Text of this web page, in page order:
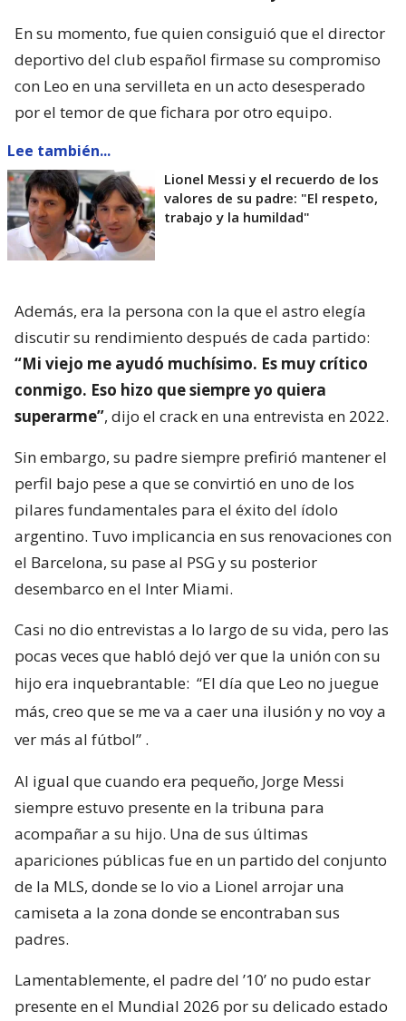
En su momento, fue quien consiguió que el director
deportivo del club español firmase su compromiso
con Leo en una servilleta en un acto desesperado
por el temor de que fichara por otro equipo.
Lee también...
Lionel Messi y el recuerdo de los
valores de su padre: "El respeto,
trabajo y la humildad"
Además, era la persona con la que el astro elegía
discutir su rendimiento después de cada partido:
“Mi viejo me ayudó muchísimo. Es muy crítico
conmigo. Eso hizo que siempre yo quiera
superarme”, dijo el crack en una entrevista en 2022.
Sin embargo, su padre siempre prefirió mantener el
perfil bajo pese a que se convirtió en uno de los
pilares fundamentales para el éxito del ídolo
argentino. Tuvo implicancia en sus renovaciones con
el Barcelona, su pase al PSG y su posterior
desembarco en el Inter Miami.
Casi no dio entrevistas a lo largo de su vida, pero las
pocas veces que habló dejó ver que la unión con su
hijo era inquebrantable: “El día que Leo no juegue
más, creo que se me va a caer una ilusión y no voy a
ver más al fútbol” .
Al igual que cuando era pequeño, Jorge Messi
siempre estuvo presente en la tribuna para
acompañar a su hijo. Una de sus últimas
apariciones públicas fue en un partido del conjunto
de la MLS, donde se lo vio a Lionel arrojar una
camiseta a la zona donde se encontraban sus
padres.
Lamentablemente, el padre del ’10’ no pudo estar
presente en el Mundial 2026 por su delicado estado